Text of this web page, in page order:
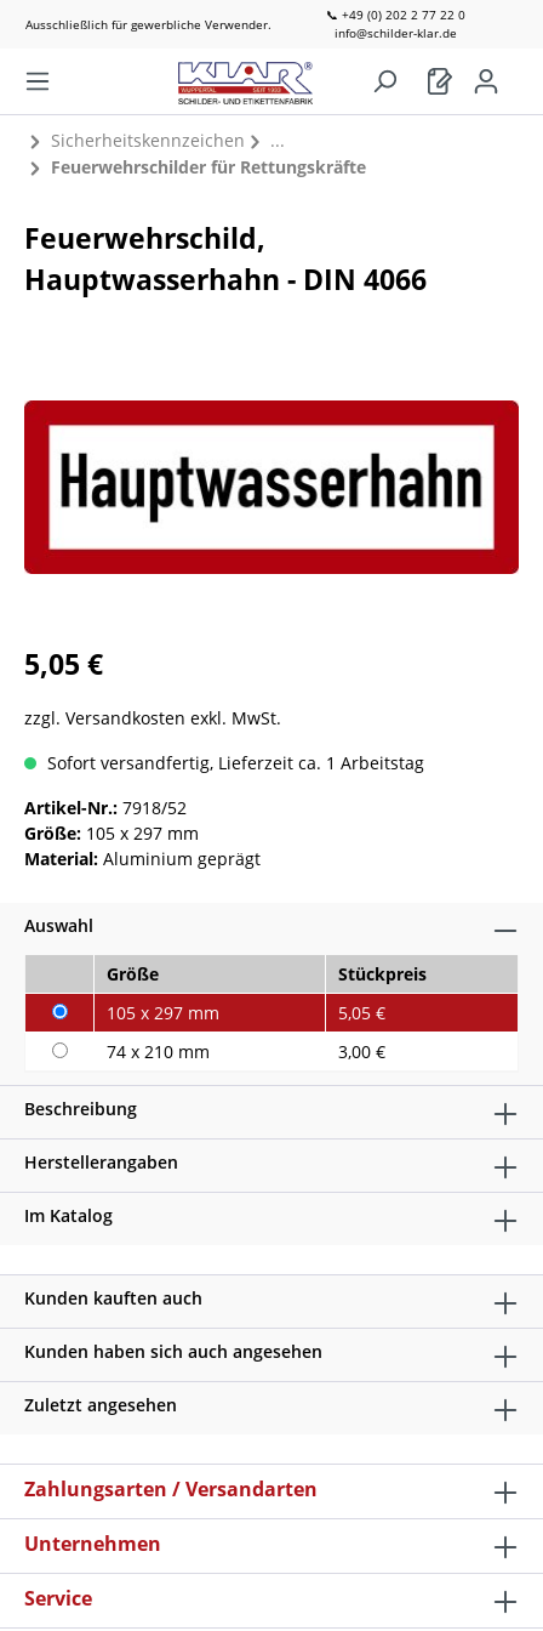
Ausschließlich für gewerbliche Verwender.
📞 +49 (0) 202 2 77 22 0
info@schilder-klar.de
Sicherheitskennzeichen
Feuerwehrschilder für Rettungskräfte
Feuerwehrschild,
Hauptwasserhahn - DIN 4066
5,05 €
zzgl. Versandkosten exkl. MwSt.
Sofort versandfertig, Lieferzeit ca. 1 Arbeitstag
Artikel-Nr.: 7918/52
Größe: 105 x 297 mm
Material: Aluminium geprägt
Auswahl
Größe
Stückpreis
105 x 297 mm
5,05 €
74 x 210 mm
3,00 €
Beschreibung
Herstellerangaben
Im Katalog
Kunden kauften auch
Kunden haben sich auch angesehen
Zuletzt angesehen
Zahlungsarten / Versandarten
Unternehmen
Service